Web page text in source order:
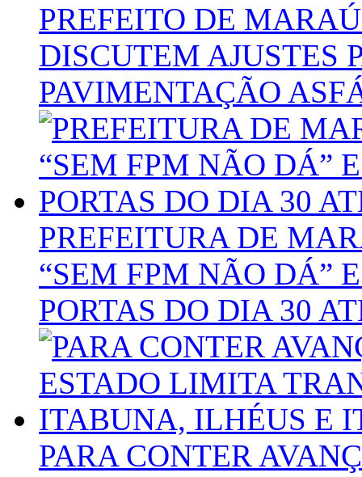
PREFEITO DE
DISCUTEM AJUSTES
PAVIMENTAÇÃO
PREFEITURA DE
“SEM FPM NÃO DÁ”
PORTAS DO DIA 30
PARA CONTER